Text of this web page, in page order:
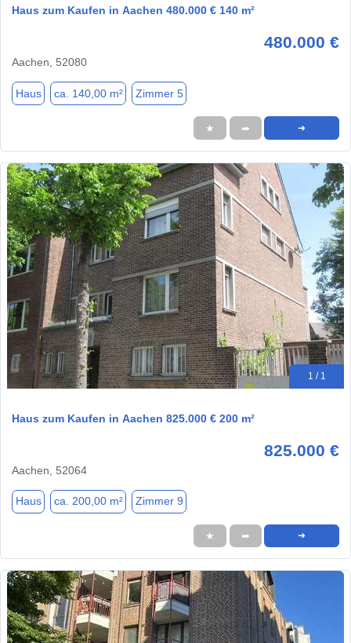
Haus zum Kaufen in Aachen 480.000 € 140 m²
480.000 €
Aachen, 52080
Haus ca. 140,00 m² Zimmer 5
★ ➦ ➜
1 / 1
Haus zum Kaufen in Aachen 825.000 € 200 m²
825.000 €
Aachen, 52064
Haus ca. 200,00 m² Zimmer 9
★ ➦ ➜